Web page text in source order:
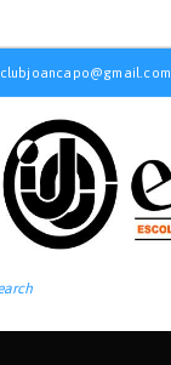
clubjoancapo@gmail.com